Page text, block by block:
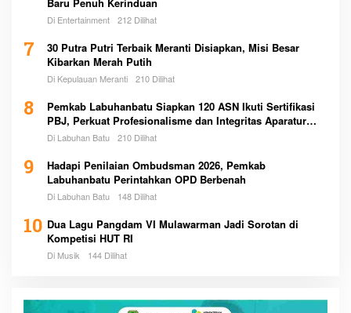
Di Entertainment 212 Dilihat
7
30 Putra Putri Terbaik Meranti Disiapkan, Misi Besar
Kibarkan Merah Putih
Di Kepulauan Meranti 210 Dilihat
8
Pemkab Labuhanbatu Siapkan 120 ASN Ikuti Sertifikasi
PBJ, Perkuat Profesionalisme dan Integritas Aparatur
Pemerintah
Di Labuhan Batu 210 Dilihat
9
Hadapi Penilaian Ombudsman 2026, Pemkab
Labuhanbatu Perintahkan OPD Berbenah
Di Labuhan Batu 148 Dilihat
10 Dua Lagu Pangdam VI Mulawarman Jadi Sorotan di
Kompetisi HUT RI
Di Musik 144 Dilihat